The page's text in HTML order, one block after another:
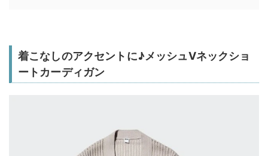
着こなしのアクセントに♪メッシュVネックショ
ートカーディガン